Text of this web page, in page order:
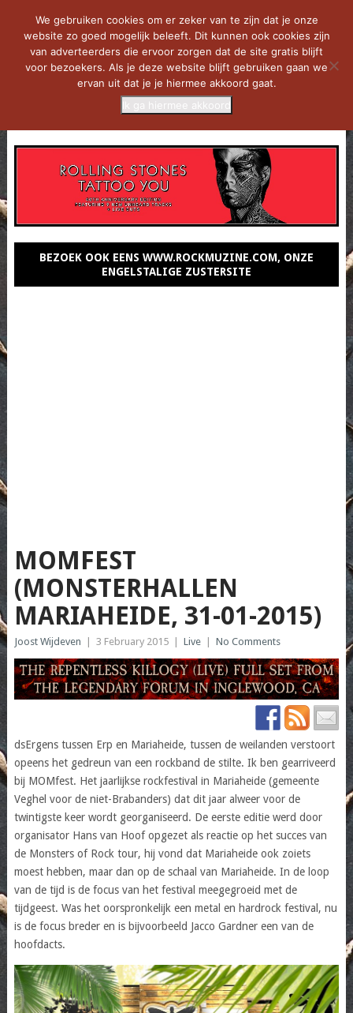
BEZOEK OOK EENS WWW.ROCKMUZINE.COM, ONZE
ENGELSTALIGE ZUSTERSITE
MOMFEST
(MONSTERHALLEN
MARIAHEIDE, 31-01-2015)
Joost Wijdeven 3 February 2015 Live No Comments
dsErgens tussen Erp en Mariaheide, tussen de weilanden verstoort
opeens het gedreun van een rockband de stilte. Ik ben gearriveerd
bij MOMfest. Het jaarlijkse rockfestival in Mariaheide (gemeente
Veghel voor de niet-Brabanders) dat dit jaar alweer voor de
twintigste keer wordt georganiseerd. De eerste editie werd door
organisator Hans van Hoof opgezet als reactie op het succes van
de Monsters of Rock tour, hij vond dat Mariaheide ook zoiets
moest hebben, maar dan op de schaal van Mariaheide. In de loop
van de tijd is de focus van het festival meegegroeid met de
tijdgeest. Was het oorspronkelijk een metal en hardrock festival, nu
is de focus breder en is bijvoorbeeld Jacco Gardner een van de
hoofdacts.
We gebruiken cookies om er zeker van te zijn dat je onze
website zo goed mogelijk beleeft. Dit kunnen ook cookies zijn
van adverteerders die ervoor zorgen dat de site gratis blijft
voor bezoekers. Als je deze website blijft gebruiken gaan we
ervan uit dat je je hiermee akkoord gaat.
Ik ga hiermee akkoord